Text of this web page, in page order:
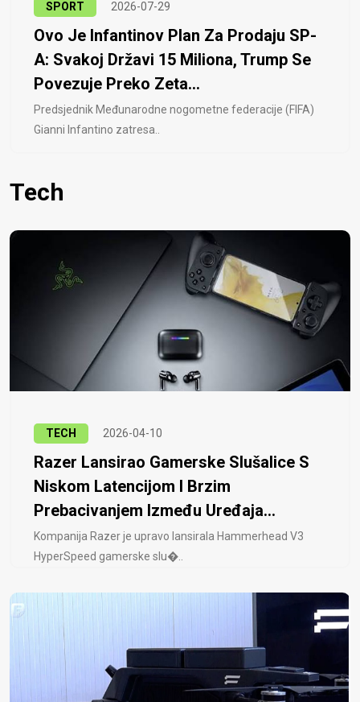
SPORT 2026-07-29
Ovo Je Infantinov Plan Za Prodaju SP-
A: Svakoj Državi 15 Miliona, Trump Se
Povezuje Preko Zeta...
Predsjednik Međunarodne nogometne federacije (FIFA)
Gianni Infantino zatresa..
Tech
TECH 2026-04-10
Razer Lansirao Gamerske Slušalice S
Niskom Latencijom I Brzim
Prebacivanjem Između Uređaja...
Kompanija Razer je upravo lansirala Hammerhead V3
HyperSpeed ​​gamerske slu�..